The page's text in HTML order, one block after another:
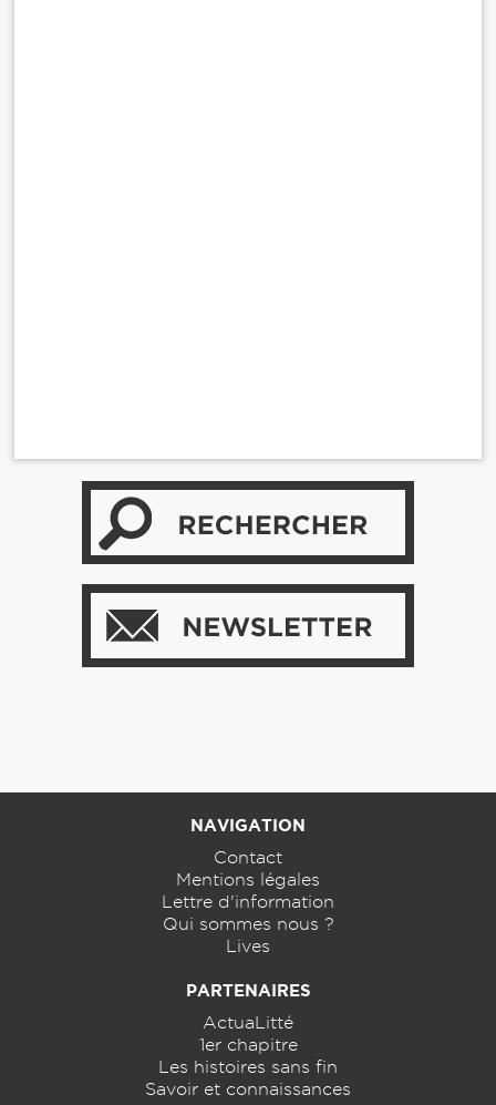
NAVIGATION
Contact
Mentions légales
Lettre d'information
Qui sommes nous ?
Lives
PARTENAIRES
ActuaLitté
1er chapitre
Les histoires sans fin
Savoir et connaissances